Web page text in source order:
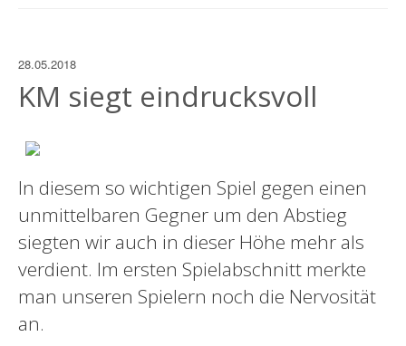
28.05.2018
KM siegt eindrucksvoll
In diesem so wichtigen Spiel gegen einen
unmittelbaren Gegner um den Abstieg
siegten wir auch in dieser Höhe mehr als
verdient. Im ersten Spielabschnitt merkte
man unseren Spielern noch die Nervosität
an.